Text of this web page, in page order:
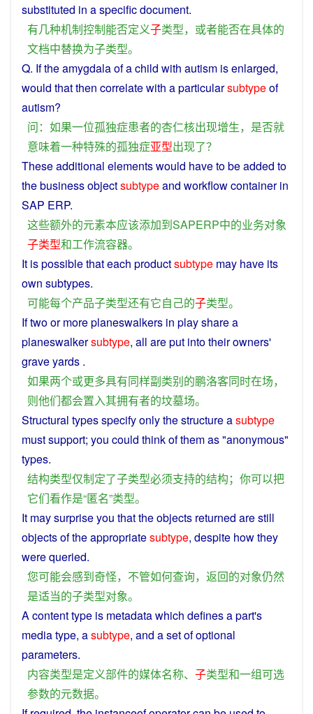
substituted in aspecificdocument.
有几种机制控制能否定义子类型， 或者能否在具体的
文档中替换为子类型。
Q. Iftheamygdalaofachild with autism isenlarged,
would that then correlate with aparticularsubtypeof
autism?
问： 如果一位孤独症患者的杏仁核出现增生， 是否就
意味着一种特殊的孤独症亚型出现了？
Theseadditional elementswould havetobeadded to
thebusinessobjectsubtypeand workflowcontainer in
SAP ERP.
这些额外的元素本应该添加到SAPERP中的业务对象
子类型和工作流容器。
It is possible thateach productsubtype may have its
own subtypes.
可能每个产品子类型还有它自己的子类型。
Iftwoormore planeswalkers in playsharea
planeswalkersubtype, all areput intotheirowners'
graveyards .
如果两个或更多具有同样副类别的鹏洛客同时在场，
则他们都会置入其拥有者的坟墓场。
Structural types specify onlythestructureasubtype
mustsupport; you could think ofthemas"anonymous"
types.
结构类型仅制定了子类型必须支持的结构； 你可以把
它们看作是“匿名”类型。
It maysurpriseyou that theobjects returned are still
objectsofthe appropriatesubtype, despite howthey
werequeried.
您可能会感到奇怪， 不管如何查询， 返回的对象仍然
是适当的子类型对象。
Acontenttype is metadatawhich definesapart's
mediatype, asubtype, and asetofoptional
parameters.
内容类型是定义部件的媒体名称、 子类型和一组可选
参数的元数据。